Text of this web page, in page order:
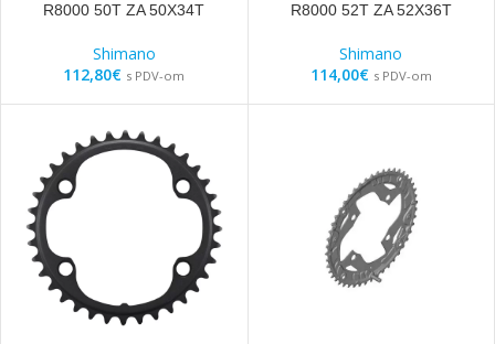
R8000 50T ZA 50X34T
Shimano
112,80€ s PDV-om
R8000 52T ZA 52X36T
Shimano
114,00€ s PDV-om